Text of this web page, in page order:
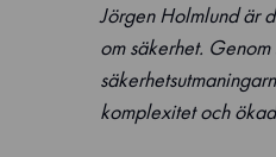
Jörgen Holmlund är
om säkerhet.
komplexitet och